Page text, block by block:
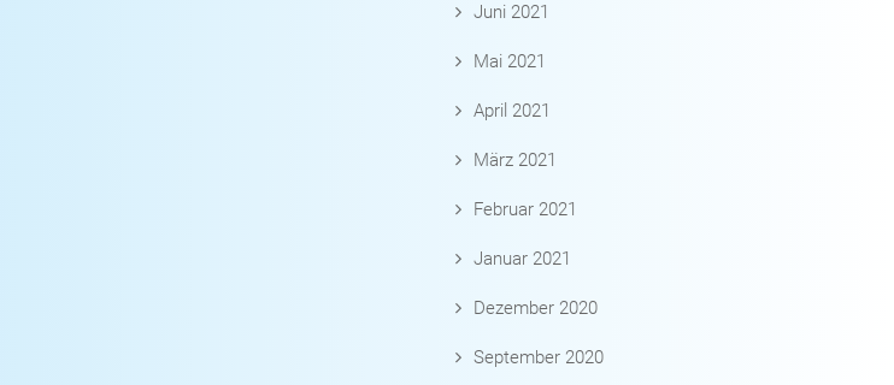
Juni 2021
Mai 2021
April 2021
März 2021
Februar 2021
Januar 2021
Dezember 2020
September 2020